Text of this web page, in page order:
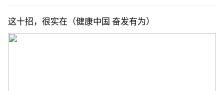
这十招，很实在（健康中国 奋发有为）